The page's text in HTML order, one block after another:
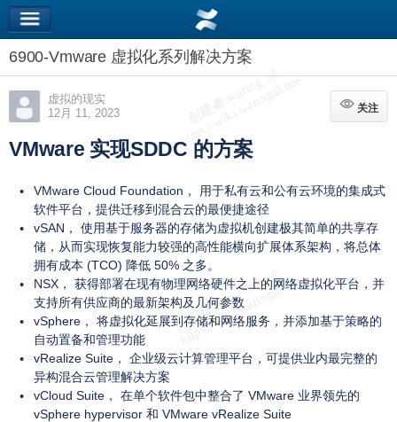
6900-Vmware 虚拟化系列解决方案
虚拟的现实
12月 11, 2023
关注
关注
VMware 实现SDDC 的方案
VMware Cloud Foundation， 用于私有云和公有云环境的集成式
软件平台，提供迁移到混合云的最便捷途径
vSAN， 使用基于服务器的存储为虚拟机创建极其简单的共享存
储，从而实现恢复能力较强的高性能横向扩展体系架构，将总体
拥有成本 (TCO) 降低 50% 之多。
NSX， 获得部署在现有物理网络硬件之上的网络虚拟化平台，并
支持所有供应商的最新架构及几何参数
vSphere， 将虚拟化延展到存储和网络服务，并添加基于策略的
自动置备和管理功能
vRealize Suite， 企业级云计算管理平台，可提供业内最完整的
异构混合云管理解决方案
vCloud Suite， 在单个软件包中整合了 VMware 业界领先的
vSphere hypervisor 和 VMware vRealize Suite